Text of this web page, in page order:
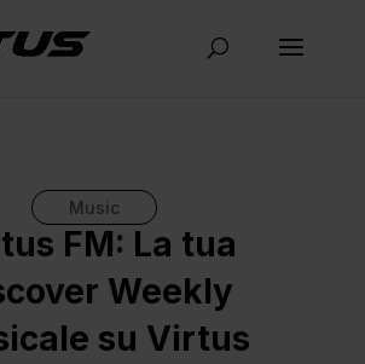
Music
FM: La tua
Weekly
su Virtus